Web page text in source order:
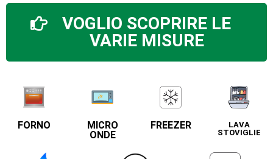
VOGLIO SCOPRIRE LE
VARIE MISURE
FORNO
MICRO
ONDE
FREEZER
LAVA
STOVIGLIE